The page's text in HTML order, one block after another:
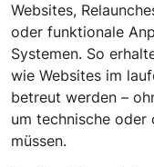
Websites,
oder funktionale
Systemen. So
wie Websites im
betreut werden –
um technische oder
müssen.